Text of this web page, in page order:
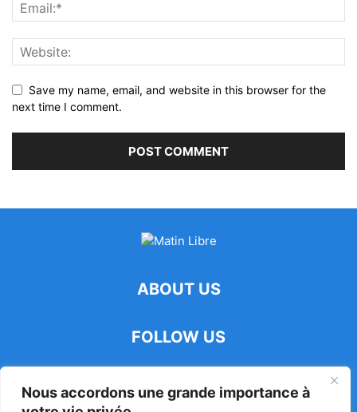
Nous accordons une grande importance à
Save my name, email, and website in this browser for the
next time I comment.
ABOUT US
FOLLOW US